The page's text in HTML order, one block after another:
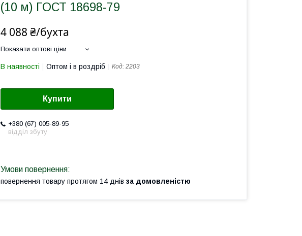
(10 м) ГОСТ 18698-79
4 088 ₴/бухта
Показати оптові ціни
В наявності Оптом і в роздріб Код: 2203
Купити
+380 (67) 005-89-95
відділ збуту
повернення товару протягом 14 днів за домовленістю